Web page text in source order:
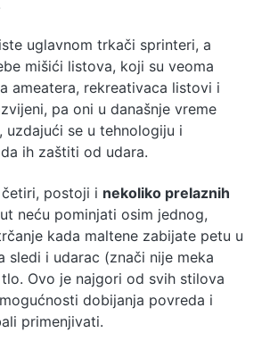
uglavnom trkači sprinteri, a
mišići listova, koji su veoma
ameatera, rekreativaca listovi i
pa oni u današnje vreme
se u tehnologiju i
ih zaštiti od udara.
postoji i nekoliko prelaznih
neću pominjati osim jednog,
kada maltene zabijate petu u
sledi i udarac (znači nije meka
Ovo je najgori od svih stilova
dobijanja povreda i
primenjivati.